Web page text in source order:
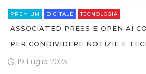
PREMIUM DIGITALE TECNOLOGIA
ASSOCIATED PRESS E OPEN AI
PER CONDIVIDERE NOTIZIE E
19 Luglio 2023